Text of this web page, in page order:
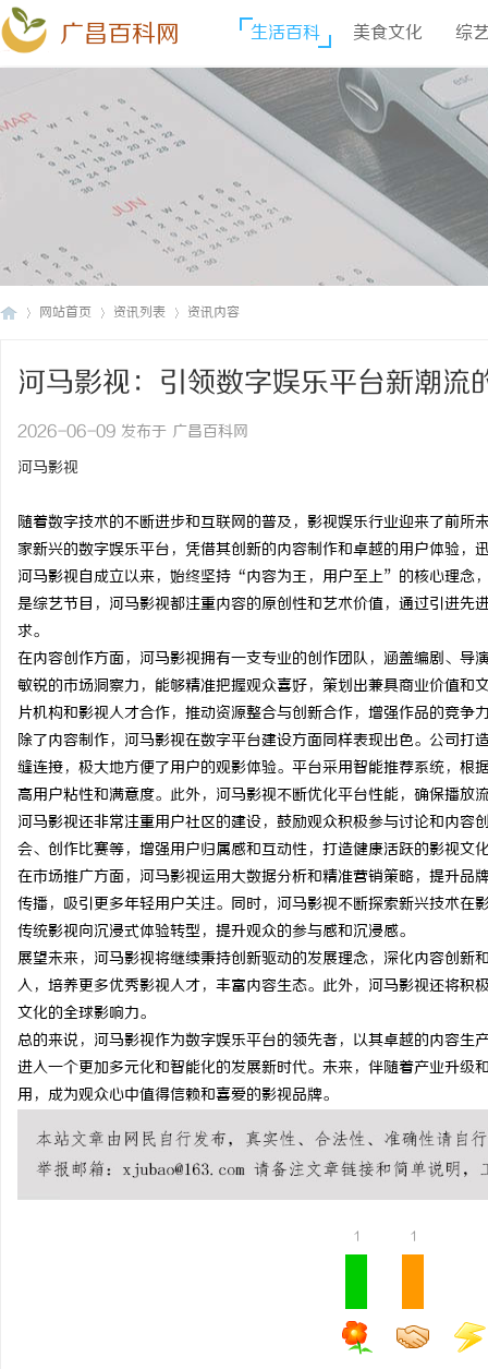
广昌百科网 生活百科 美食文化 综
网站首页 资讯列表 资讯内容
河马影视：引领数字娱乐平台新潮流
2026-06-09 发布于 广昌百科网
河马影视
随着数字技术的不断进步和互联网的普及，影视娱乐行业迎来了前
家新兴的数字娱乐平台，凭借其创新的内容制作和卓越的用户体验，
河马影视自成立以来，始终坚持“内容为王，用户至上”的核心理念
是综艺节目，河马影视都注重内容的原创性和艺术价值，通过引进
求。
在内容创作方面，河马影视拥有一支专业的创作团队，涵盖编剧、
敏锐的市场洞察力，能够精准把握观众喜好，策划出兼具商业价值
片机构和影视人才合作，推动资源整合与创新合作，增强作品的竞争
除了内容制作，河马影视在数字平台建设方面同样表现出色。公司
缝连接，极大地方便了用户的观影体验。平台采用智能推荐系统，
高用户粘性和满意度。此外，河马影视不断优化平台性能，确保播放
河马影视还非常注重用户社区的建设，鼓励观众积极参与讨论和内
会、创作比赛等，增强用户归属感和互动性，打造健康活跃的影视文
在市场推广方面，河马影视运用大数据分析和精准营销策略，提升
传播，吸引更多年轻用户关注。同时，河马影视不断探索新兴技术
传统影视向沉浸式体验转型，提升观众的参与感和沉浸感。
展望未来，河马影视将继续秉持创新驱动的发展理念，深化内容创
入，培养更多优秀影视人才，丰富内容生态。此外，河马影视还将
文化的全球影响力。
总的来说，河马影视作为数字娱乐平台的领先者，以其卓越的内容
进入一个更加多元化和智能化的发展新时代。未来，伴随着产业升
用，成为观众心中值得信赖和喜爱的影视品牌。
1 1